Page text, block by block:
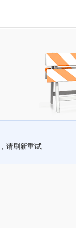
请刷新重试